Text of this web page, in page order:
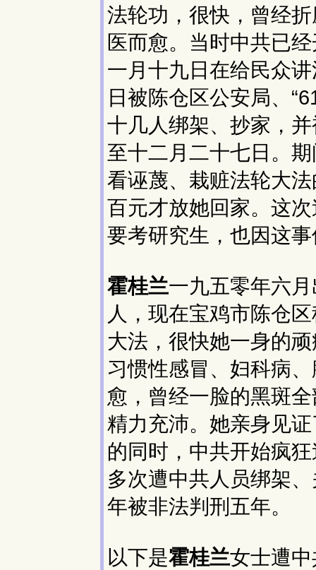
法轮功，很快，曾经
医而愈。当时中共已
一月十九日在给民众
日被陈仓区公安局、
十几人绑架、抄家，
至十二月二十七日。
看诬蔑、栽赃法轮大
百元才放她回家。这
要考研究生，也因这
霍桂兰一九五零年六
人，现在宝鸡市陈仓
大法，很快她一身的
习惯性感冒、妇科病
愈，曾经一脸的黑斑
精力充沛。她亲身见
的同时，中共开始疯
多次遭中共人员绑架
年被非法判刑五年。
以下是霍桂兰女士遭